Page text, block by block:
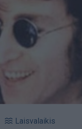
Laisvalaikis